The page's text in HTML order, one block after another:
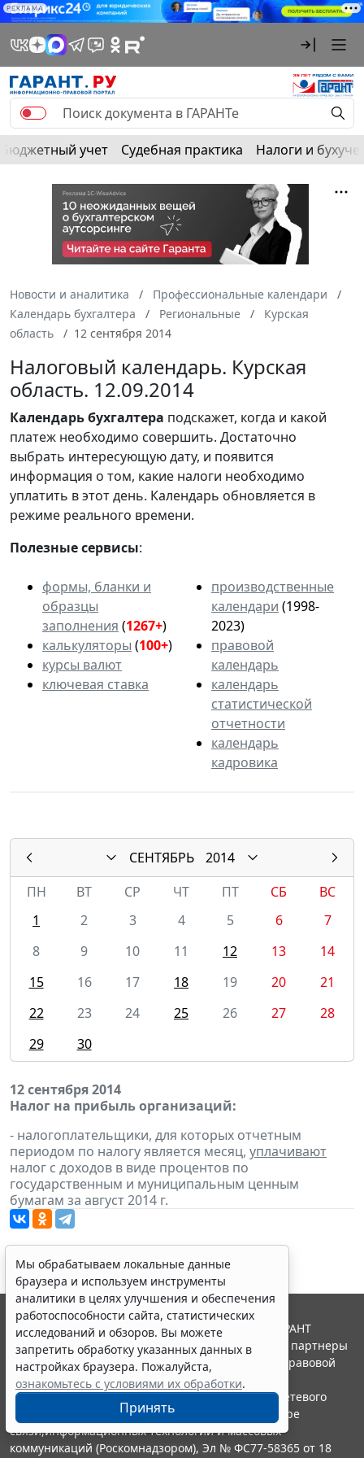
РЕКЛАМА
Бюджетный учет Судебная практика Налоги и
Новости и аналитика
Профессиональные календари
Календарь бухгалтера
Региональные
Курская
область
12 сентября 2014
Налоговый календарь. Курская
область. 12.09.2014
Календарьбухгалтера подскажет, когда и какой
платеж необходимо совершить. Достаточно
выбрать интересующую дату, и появится
информация о том, какие налоги необходимо
уплатить в этот день. Календарь обновляется в
режиме реального времени.
Полезные сервисы:
формы, бланки и
образцы
заполнения (1267+)
калькуляторы (100+)
курсы валют
ключевая ставка
производственные
календари (1998-
2023)
правовой
календарь
календарь
статистической
отчетности
календарь
кадровика
СЕНТЯБРЬ
2014
ПН
ВТ СР ЧТ ПТ СБ
ВС
1
2 3 4 5 6
7
8
9 10 11 12 13
14
15
16 17 18 19 20
21
22
23 24 25 26 27
28
29
30
12 сентября 2014
Налог на прибыль организаций:
- налогоплательщики, для которых отчетным
периодом по налогу является месяц, уплачивают
налог с доходов в виде процентов по
государственным и муниципальным ценным
бумагам за август 2014 г.
Мы обрабатываем локальные данные
браузера и используем инструменты
аналитики в целях улучшения и обеспечения
работоспособности сайта, статистических
исследований и обзоров. Вы можете
запретить обработку указанных данных в
настройках браузера. Пожалуйста,
ознакомьтесь с условиями их обработки.
Принять
© ООО "НПП "ГАРАНТ-СЕРВИС", 2026. Система ГАРАНТ
выпускается с 1990 года. Компания "Гарант" и ее партнеры
являются участниками Российской ассоциации правовой
информации ГАРАНТ.
Портал ГАРАНТ.РУ зарегистрирован в качестве сетевого
издания Федеральной службой по надзору в сфере
связи,информационных технологий и массовых
коммуникаций (Роскомнадзором), Эл № ФС77-58365 от 18